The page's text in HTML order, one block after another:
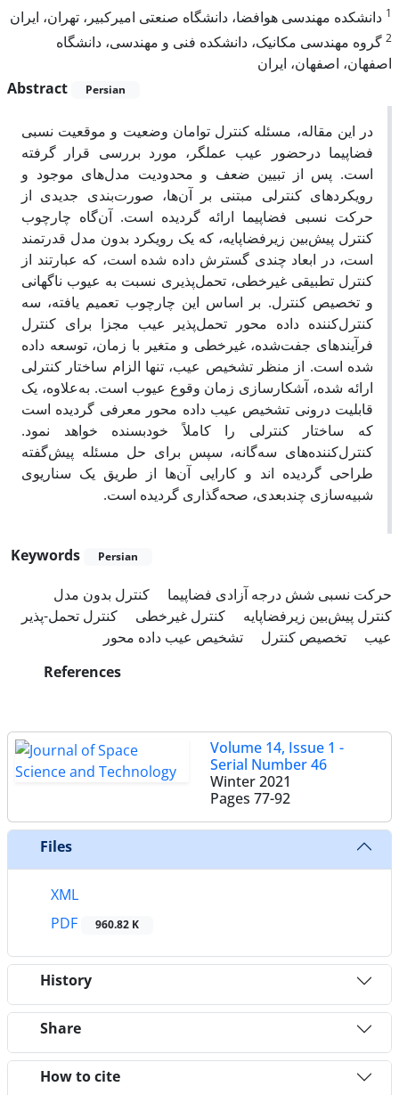
1 دانشکده مهندسی هوافضا، دانشگاه صنعتی امیرکبیر، تهران، ایران
2 گروه مهندسی مکانیک، دانشکده فنی و مهندسی، دانشگاه
اصفهان، اصفهان، ایران
Abstract
Persian
در این مقاله، مسئله کنترل توامان وضعیت و موقعیت نسبی
فضاپیما درحضور عیب عملگر، مورد بررسی قرار گرفته
است. پس از تبیین ضعف و محدودیت مدل‌های موجود و
رویکردهای کنترلی مبتنی بر آن‌ها، صورت‌بندی جدیدی از
حرکت نسبی فضاپیما ارائه گردیده است. آن‌گاه چارچوب
کنترل پیش‌بین زیرفضاپایه، که یک رویکرد بدون مدل قدرتمند
است، در ابعاد چندی گسترش داده شده است، که عبارتند از
کنترل تطبیقی غیرخطی، تحمل‌پذیری نسبت به عیوب ناگهانی
و تخصیص کنترل. بر اساس این چارچوب تعمیم یافته، سه
کنترل‌کننده داده محور تحمل‌پذیر عیب مجزا برای کنترل
فرآیندهای جفت‌شده، غیرخطی و متغیر با زمان، توسعه داده
شده است. از منظر تشخیص عیب، تنها الزام ساختار کنترلی
ارائه شده، آشکارسازی زمان وقوع عیوب است. به‌علاوه، یک
قابلیت درونی تشخیص عیب داده محور معرفی گردیده است
که ساختار کنترلی را کاملاً خودبسنده خواهد نمود.
کنترل‌کننده‌های سه‌گانه، سپس برای حل مسئله پیش‌گفته
طراحی گردیده اند و کارایی آن‌ها از طریق یک سناریوی
شبیه‌سازی چندبعدی، صحه‌گذاری گردیده است.
Keywords Persian
حرکت نسبی شش درجه آزادی فضاپیما
کنترل بدون مدل
کنترل پیش‌بین زیرفضاپایه
کنترل غیرخطی
کنترل تحمل-پذیر
عیب
تخصیص کنترل
تشخیص عیب داده محور
References
Volume 14, Issue 1 -
Serial Number 46
Winter 2021
Pages 77-92
Files
XML
PDF
960.82 K
History
Share
How to cite